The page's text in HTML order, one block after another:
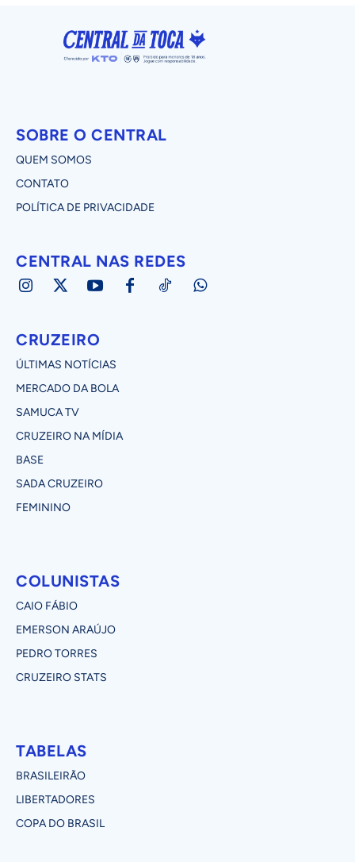
SOBRE O CENTRAL
QUEM SOMOS
CONTATO
POLÍTICA DE PRIVACIDADE
CENTRAL NAS REDES
CRUZEIRO
ÚLTIMAS NOTÍCIAS
MERCADO DA BOLA
SAMUCA TV
CRUZEIRO NA MÍDIA
BASE
SADA CRUZEIRO
FEMININO
COLUNISTAS
CAIO FÁBIO
EMERSON ARAÚJO
PEDRO TORRES
CRUZEIRO STATS
TABELAS
BRASILEIRÃO
LIBERTADORES
COPA DO BRASIL